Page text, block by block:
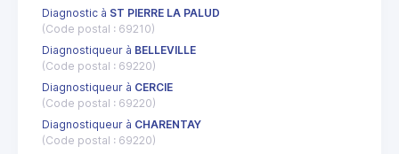
Diagnostic à ST PIERRE LA PALUD
(Code postal : 69210)
Diagnostiqueur à BELLEVILLE
(Code postal : 69220)
Diagnostiqueur à CERCIE
(Code postal : 69220)
Diagnostiqueur à CHARENTAY
(Code postal : 69220)